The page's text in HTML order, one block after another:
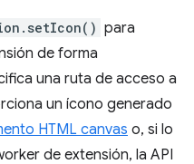
para
de forma
una ruta de acceso a
un ícono generado
HTML canvas o, si lo
de extensión, la API